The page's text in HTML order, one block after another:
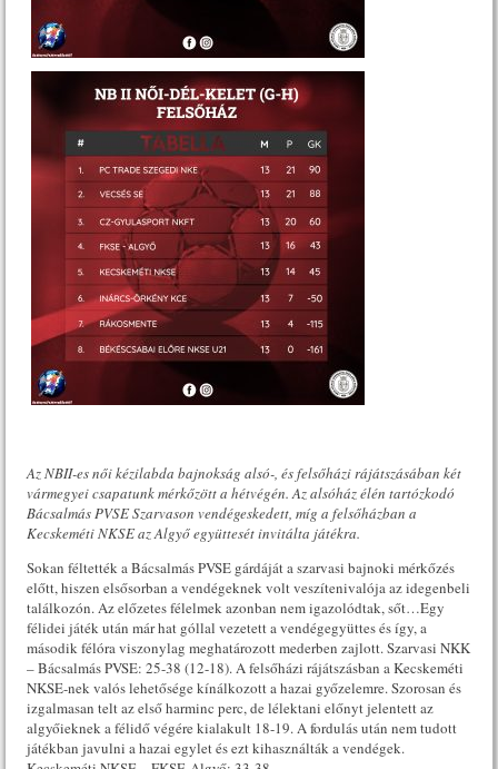
Az NBII-es női kézilabda bajnokság alsó-, és felsőházi rájátszásában két
vármegyei csapatunk mérkőzött a hétvégén. Az alsóház élén tartózkodó
Bácsalmás PVSE Szarvason vendégeskedett, míg a felsőházban a
Kecskeméti NKSE az Algyő együttesét invitálta játékra.
Sokan féltették a Bácsalmás PVSE gárdáját a szarvasi bajnoki mérkőzés
előtt, hiszen elsősorban a vendégeknek volt veszítenivalója az idegenbeli
találkozón. Az előzetes félelmek azonban nem igazolódtak, sőt…Egy
félidei játék után már hat góllal vezetett a vendégegyüttes és így, a
második félóra viszonylag meghatározott mederben zajlott. Szarvasi NKK
– Bácsalmás PVSE: 25-38 (12-18). A felsőházi rájátszásban a Kecskeméti
NKSE-nek valós lehetősége kínálkozott a hazai győzelemre. Szorosan és
izgalmasan telt az első harminc perc, de lélektani előnyt jelentett az
algyőieknek a félidő végére kialakult 18-19. A fordulás után nem tudott
játékban javulni a hazai egylet és ezt kihasználták a vendégek.